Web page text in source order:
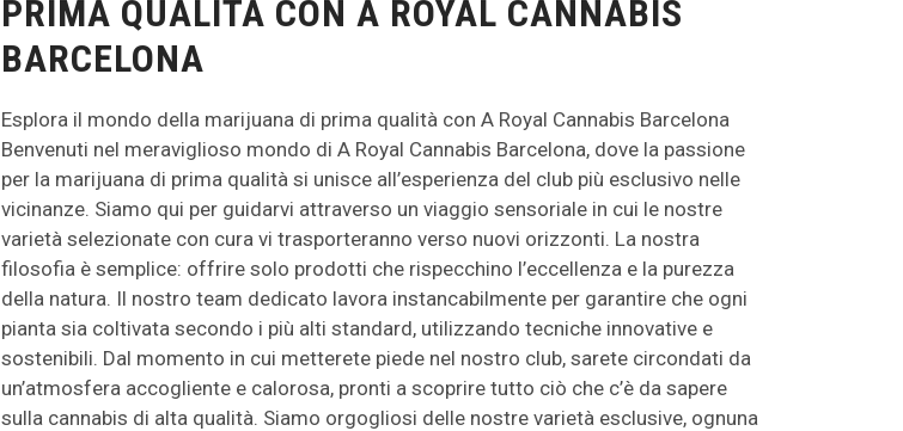
PRIMA QUALITÀ CON A ROYAL CANNABIS
BARCELONA
Esplora il mondo della marijuana di prima qualità con A Royal Cannabis Barcelona
Benvenuti nel meraviglioso mondo di A Royal Cannabis Barcelona, dove la passione
per la marijuana di prima qualità si unisce all’esperienza del club più esclusivo nelle
vicinanze. Siamo qui per guidarvi attraverso un viaggio sensoriale in cui le nostre
varietà selezionate con cura vi trasporteranno verso nuovi orizzonti. La nostra
filosofia è semplice: offrire solo prodotti che rispecchino l’eccellenza e la purezza
della natura. Il nostro team dedicato lavora instancabilmente per garantire che ogni
pianta sia coltivata secondo i più alti standard, utilizzando tecniche innovative e
sostenibili. Dal momento in cui metterete piede nel nostro club, sarete circondati da
un’atmosfera accogliente e calorosa, pronti a scoprire tutto ciò che c’è da sapere
sulla cannabis di alta qualità. Siamo orgogliosi delle nostre varietà esclusive, ognuna